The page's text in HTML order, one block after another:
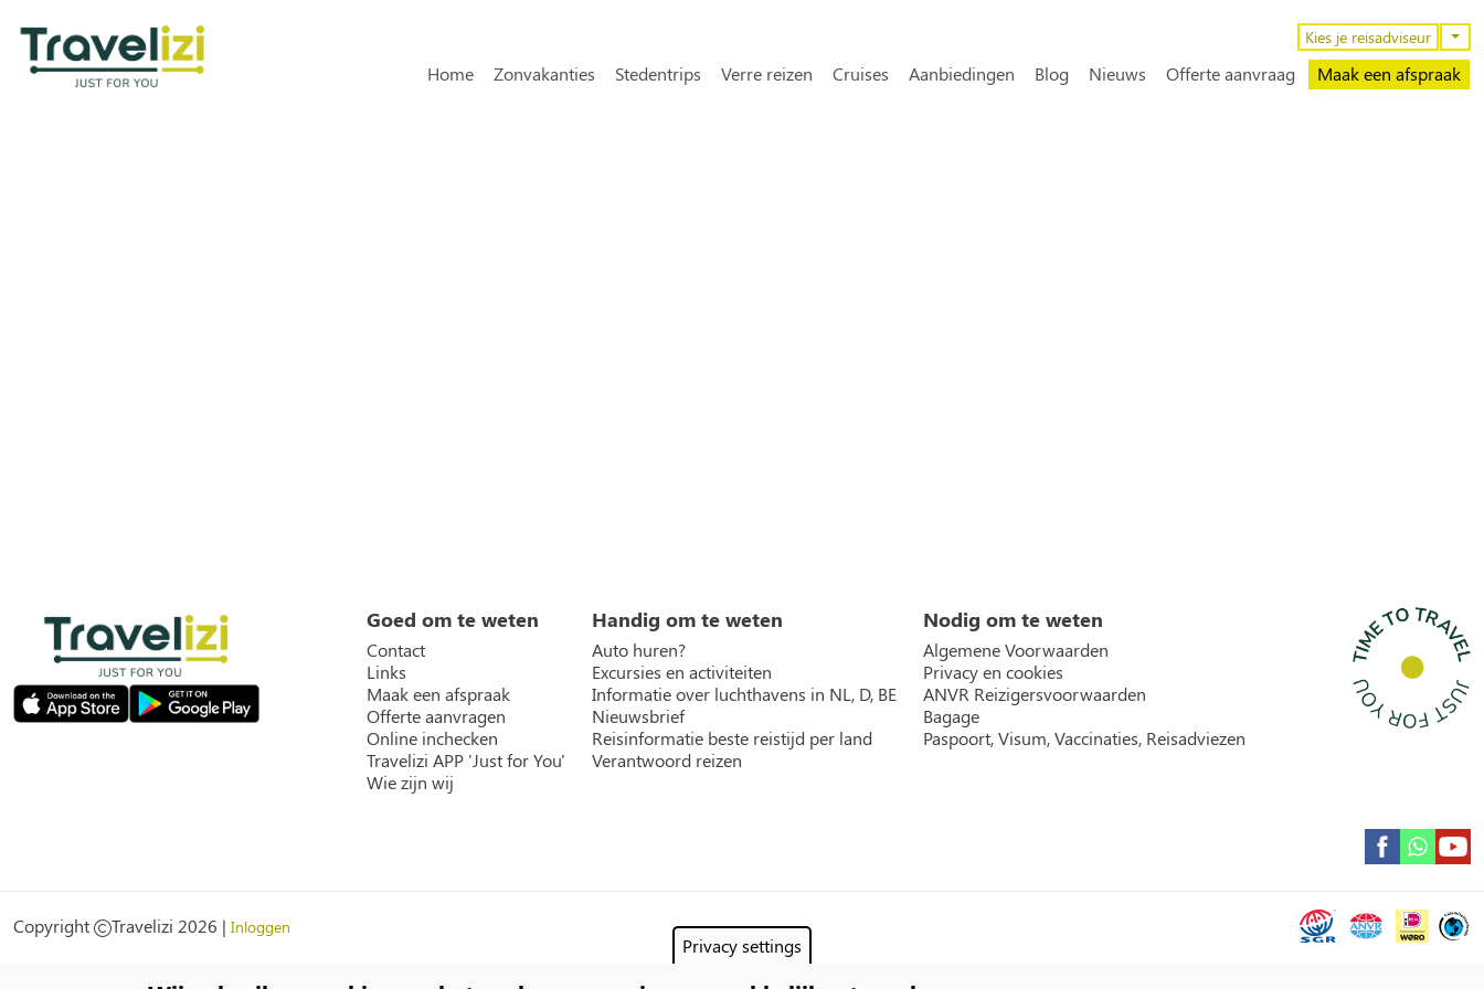
Privacy settings
Kies je reisadviseur
Hoofdnavigatie
Home Zonvakanties Stedentrips Verre reizen Cruises Aanbiedingen Blog Nieuws Offerte aanvraag Maak een afspraak
Goed om te weten
Contact
Links
Maak een afspraak
Offerte aanvragen
Online inchecken
Travelizi APP 'Just for You'
Wie zijn wij
Handig om te weten
Auto huren?
Excursies en activiteiten
Informatie over luchthavens in NL, D, BE
Nieuwsbrief
Reisinformatie beste reistijd per land
Verantwoord reizen
Nodig om te weten
Algemene Voorwaarden
Privacy en cookies
ANVR Reizigersvoorwaarden
Bagage
Paspoort, Visum, Vaccinaties, Reisadviezen
Copyright Travelizi 2026 | Inloggen Garantie icons